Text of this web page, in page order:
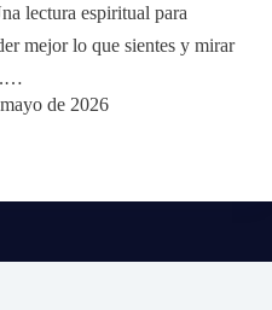
lectura espiritual para
mejor lo que sientes y mirar
de 2026